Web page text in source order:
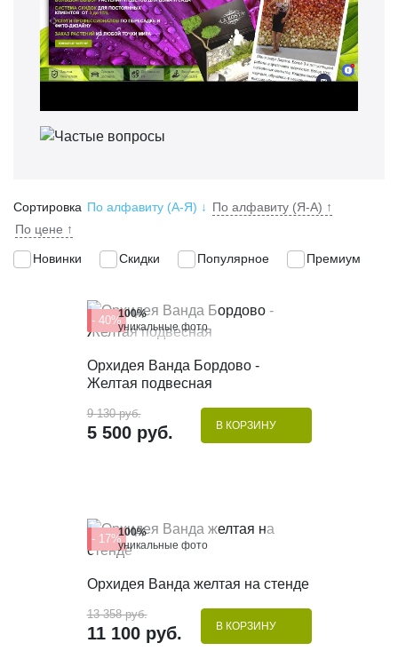
Сортировка По алфавиту (А-Я) ↓ По алфавиту (Я-А) ↑
По цене ↑
Новинки Скидки Популярное Премиум
- 40%100%
уникальные фото
КУПИТЬ В 1 КЛИК
Орхидея Ванда Бордово -
Желтая подвесная
9 130 руб.
5 500 руб. В КОРЗИНУ
- 17%100%
уникальные фото
КУПИТЬ В 1 КЛИК
Орхидея Ванда желтая на стенде
13 358 руб.
11 100 руб. В КОРЗИНУ